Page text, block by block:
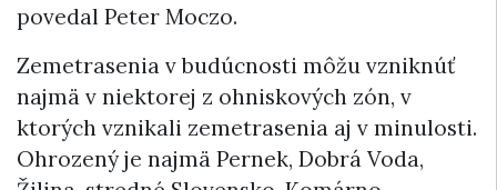
povedal Peter Moczo.
Zemetrasenia v budúcnosti môžu vzniknúť
najmä v niektorej z ohniskových zón, v
ktorých vznikali zemetrasenia aj v minulosti.
Ohrozený je najmä Pernek, Dobrá Voda,